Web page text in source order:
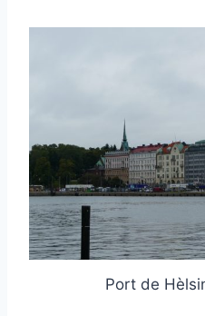
Port de